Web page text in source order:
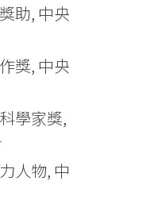
助, 中央
獎, 中央
學家獎,
人物, 中